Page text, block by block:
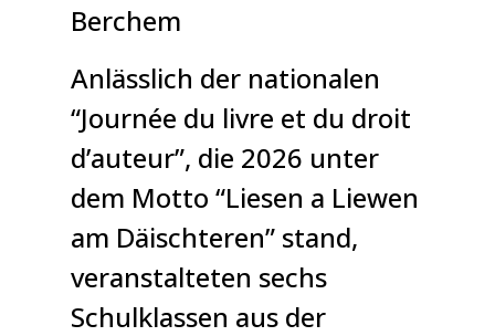
Berchem
Anlässlich der nationalen
“Journée du livre et du droit
d’auteur”, die 2026 unter
dem Motto “Liesen a Liewen
am Däischteren” stand,
veranstalteten sechs
Schulklassen aus der